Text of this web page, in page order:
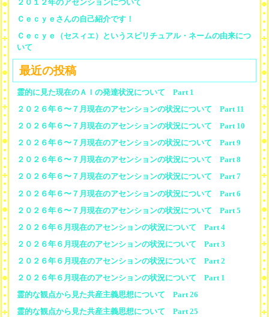
２０１２年のアセンションについて
Ｃｅｃｙｅさんの自己紹介です！
Ｃｅｃｙｅ（セスィエ）というスピリチュアル・ネームの由来につ
いて
最近の投稿
霊的に見た現在のＡＩの発達状況について Part 1
２０２６年６〜７月現在のアセンションの状況について Part 11
２０２６年６〜７月現在のアセンションの状況について Part 10
２０２６年６〜７月現在のアセンションの状況について Part 9
２０２６年６〜７月現在のアセンションの状況について Part 8
２０２６年６〜７月現在のアセンションの状況について Part 7
２０２６年６〜７月現在のアセンションの状況について Part 6
２０２６年６〜７月現在のアセンションの状況について Part 5
２０２６年６月現在のアセンションの状況について Part 4
２０２６年６月現在のアセンションの状況について Part 3
２０２６年６月現在のアセンションの状況について Part 2
２０２６年６月現在のアセンションの状況について Part 1
霊的な観点から見た共産主義思想について Part 26
霊的な観点から見た共産主義思想について Part 25